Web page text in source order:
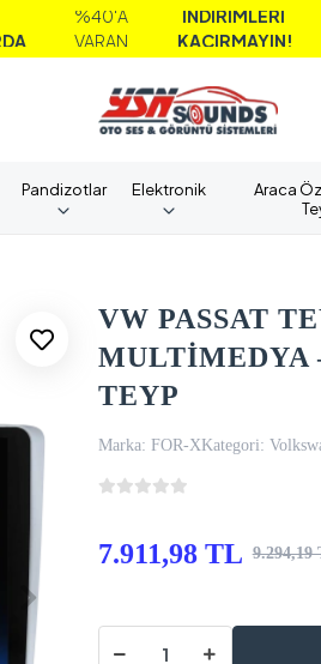
İNDİRİMLERİ
KAÇIRMAYIN!
Pandizotlar Elektronik
Araca
VW PASSAT
MULTİMEDYA
TEYP
Marka: FOR-XKategori:
7.911,98 TL 9.294,19